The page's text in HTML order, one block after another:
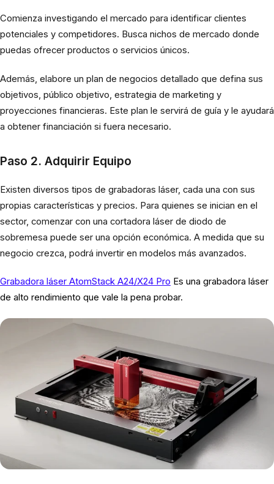
Comienza investigando el mercado para identificar clientes
potenciales y competidores. Busca nichos de mercado donde
puedas ofrecer productos o servicios únicos.
Además, elabore un plan de negocios detallado que defina sus
objetivos, público objetivo, estrategia de marketing y
proyecciones financieras. Este plan le servirá de guía y le ayudará
a obtener financiación si fuera necesario.
Paso 2. Adquirir Equipo
Existen diversos tipos de grabadoras láser, cada una con sus
propias características y precios. Para quienes se inician en el
sector, comenzar con una cortadora láser de diodo de
sobremesa puede ser una opción económica. A medida que su
negocio crezca, podrá invertir en modelos más avanzados.
Grabadora láser AtomStack A24/X24 Pro Es una grabadora láser
de alto rendimiento que vale la pena probar.